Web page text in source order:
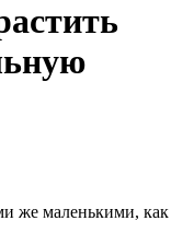
же маленькими, как